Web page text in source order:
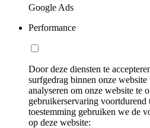
Google Ads
Performance
Door deze diensten te
surfgedrag binnen onze
analyseren om onze website te
gebruikerservaring
toestemming gebruiken we de
op deze website: